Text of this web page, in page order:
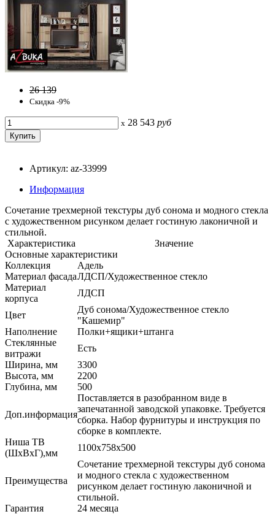
26 139
Скидка -9%
x 28 543 руб
Артикул: az-33999
Информация
Сочетание трехмерной текстуры дуб сонома и модного стекла
с художественном рисунком делает гостиную лаконичной и
стильной.
Характеристика
Значение
Основные характеристики
Коллекция
Адель
Материал фасадаЛДСП/Художественное стекло
Материал
корпуса
ЛДСП
Цвет
Дуб сонома/Художественное стекло
"Кашемир"
Наполнение
Полки+ящики+штанга
Стеклянные
витражи
Есть
Ширина, мм
3300
Высота, мм
2200
Глубина, мм
500
Доп.информация
Поставляется в разобранном виде в
запечатанной заводской упаковке. Требуется
сборка. Набор фурнитуры и инструкция по
сборке в комплекте.
Ниша ТВ
(ШхВхГ),мм
1100х758х500
Преимущества
Сочетание трехмерной текстуры дуб сонома
и модного стекла с художественном
рисунком делает гостиную лаконичной и
стильной.
Гарантия
24 месяца